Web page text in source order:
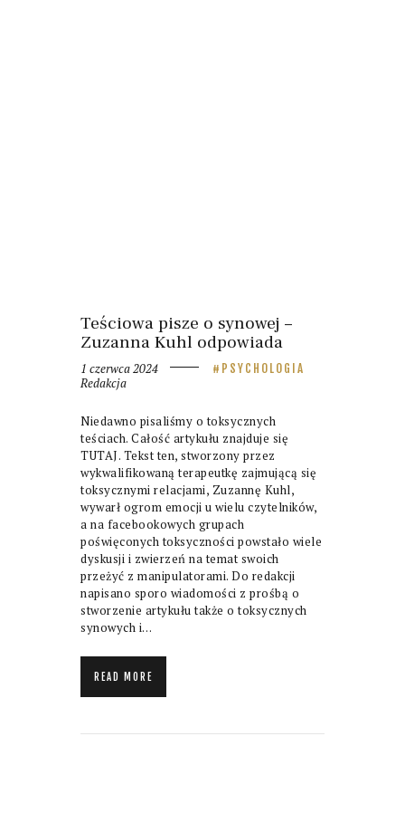
Teściowa pisze o synowej –
Zuzanna Kuhl odpowiada
1 czerwca 2024 PSYCHOLOGIA
Redakcja
Niedawno pisaliśmy o toksycznych
teściach. Całość artykułu znajduje się
TUTAJ. Tekst ten, stworzony przez
wykwalifikowaną terapeutkę zajmującą się
toksycznymi relacjami, Zuzannę Kuhl,
wywarł ogrom emocji u wielu czytelników,
a na facebookowych grupach
poświęconych toksyczności powstało wiele
dyskusji i zwierzeń na temat swoich
przeżyć z manipulatorami. Do redakcji
napisano sporo wiadomości z prośbą o
stworzenie artykułu także o toksycznych
synowych i…
READ MORE